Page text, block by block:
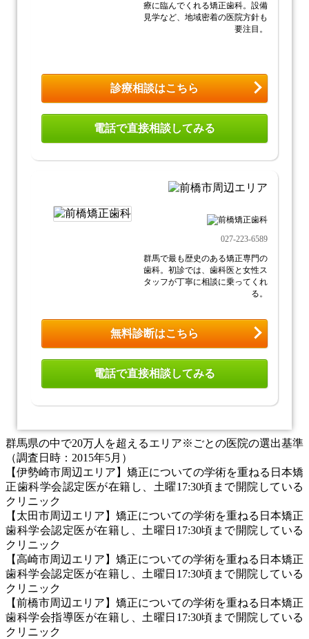
療に臨んでくれる矯正歯科。設備
見学など、地域密着の医院方針も
要注目。
診療相談はこちら
電話で直接相談してみる
027-223-6589
群馬で最も歴史のある矯正専門の
歯科。初診では、歯科医と女性ス
タッフが丁寧に相談に乗ってくれ
る。
無料診断はこちら
電話で直接相談してみる
群馬県の中で20万人を超えるエリア※ごとの医院の選出基準
（調査日時：2015年5月）
【伊勢崎市周辺エリア】矯正についての学術を重ねる日本矯
正歯科学会認定医が在籍し、土曜17:30頃まで開院している
クリニック
【太田市周辺エリア】矯正についての学術を重ねる日本矯正
歯科学会認定医が在籍し、土曜日17:30頃まで開院している
クリニック
【高崎市周辺エリア】矯正についての学術を重ねる日本矯正
歯科学会認定医が在籍し、土曜日17:30頃まで開院している
クリニック
【前橋市周辺エリア】矯正についての学術を重ねる日本矯正
歯科学会指導医が在籍し、土曜日17:30頃まで開院している
クリニック